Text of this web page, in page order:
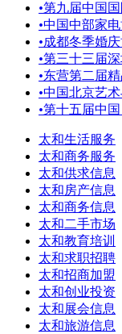
•第九届中国
•中国中部家
•成都冬季婚
•第三十三届
•东营第二届
•中国北京艺
•第十五届中
太和生活服务
太和商务服务
太和供求信息
太和房产信息
太和商务信息
太和二手市场
太和教育培训
太和求职招聘
太和招商加盟
太和创业投资
太和展会信息
太和旅游信息